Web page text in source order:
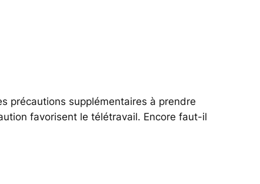
précautions supplémentaires à prendre
favorisent le télétravail. Encore faut-il